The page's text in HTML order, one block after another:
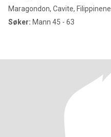
Maragondon, Cavite, Filippinene
Søker: Mann 45 - 63